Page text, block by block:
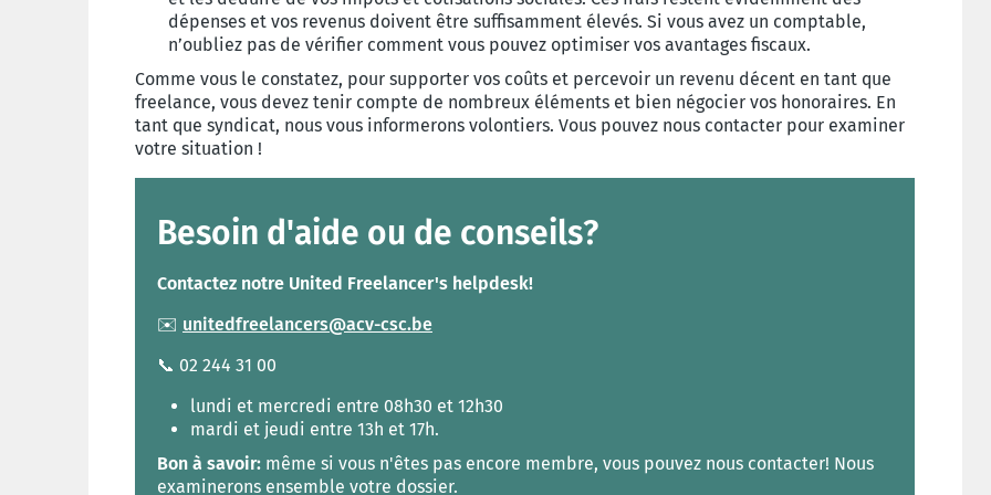
dépenses et vos revenus doivent être suffisamment élevés. Si vous avez un comptable,
n’oubliez pas de vérifier comment vous pouvez optimiser vos avantages fiscaux.
Comme vous le constatez, pour supporter vos coûts et percevoir un revenu décent en tant que
freelance, vous devez tenir compte de nombreux éléments et bien négocier vos honoraires. En
tant que syndicat, nous vous informerons volontiers. Vous pouvez nous contacter pour examiner
votre situation !
Besoin d'aide ou de conseils?
Contactez notre United Freelancer's helpdesk!
✉️ unitedfreelancers@acv-csc.be
📞 02 244 31 00
lundi et mercredi entre 08h30 et 12h30
mardi et jeudi entre 13h et 17h.
Bon à savoir: même si vous n'êtes pas encore membre, vous pouvez nous contacter! Nous
examinerons ensemble votre dossier.